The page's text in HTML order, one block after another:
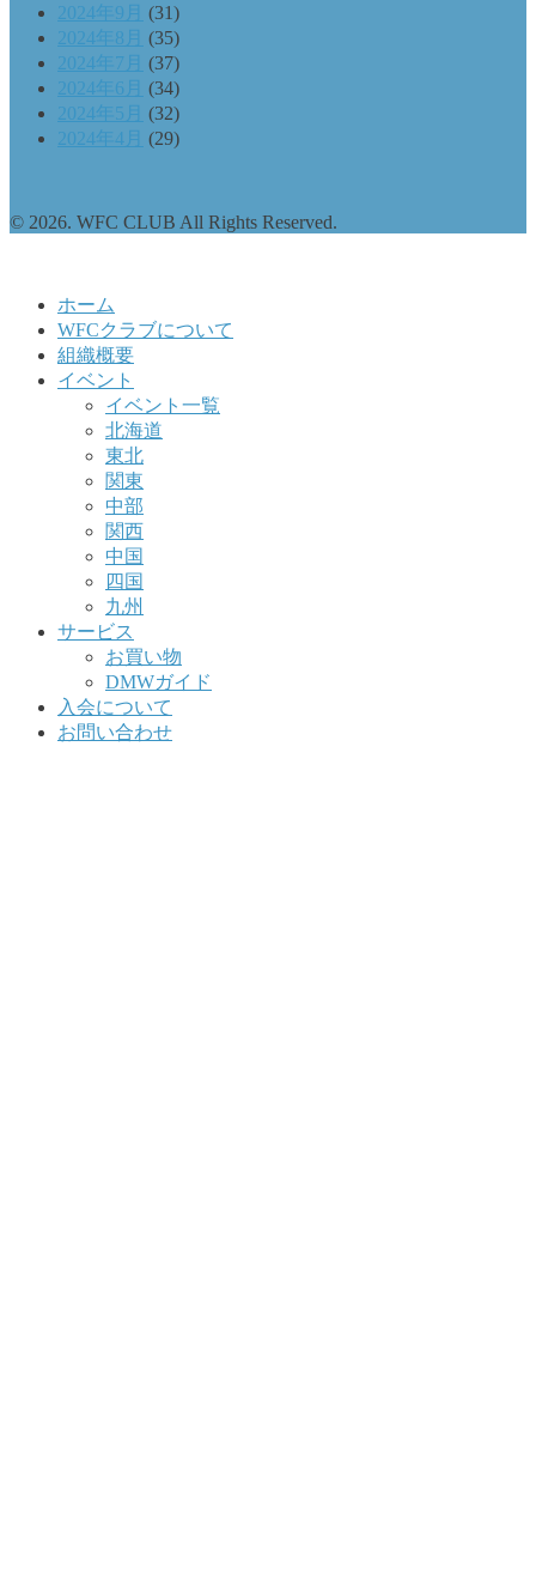
2024年9月 (31)
2024年8月 (35)
2024年7月 (37)
2024年6月 (34)
2024年5月 (32)
2024年4月 (29)
© 2026. WFC CLUB All Rights Reserved.
ホーム
WFCクラブについて
組織概要
イベント
イベント一覧
北海道
東北
関東
中部
関西
中国
四国
九州
サービス
お買い物
DMWガイド
入会について
お問い合わせ